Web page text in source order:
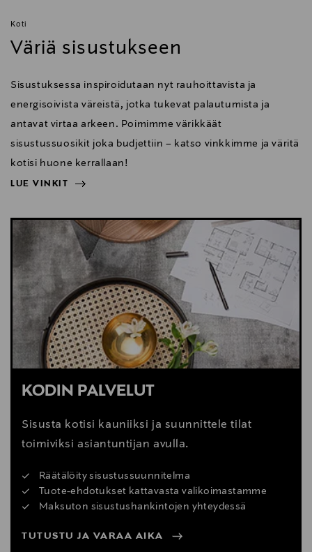
Koti
Väriä sisustukseen
Sisustuksessa inspiroidutaan nyt rauhoittavista ja
energisoivista väreistä, jotka tukevat palautumista ja
antavat virtaa arkeen. Poimimme värikkäät
sisustussuosikit joka budjettiin – katso vinkkimme ja väritä
kotisi huone kerrallaan!
LUE VINKIT
LUE VINKIT
KODIN PALVELUT
Sisusta kotisi kauniiksi ja suunnittele tilat
toimiviksi asiantuntijan avulla.
Räätälöity sisustussuunnitelma
Tuote-ehdotukset kattavasta valikoimastamme
Maksuton sisustushankintojen yhteydessä
TUTUSTU JA VARAA AIKA